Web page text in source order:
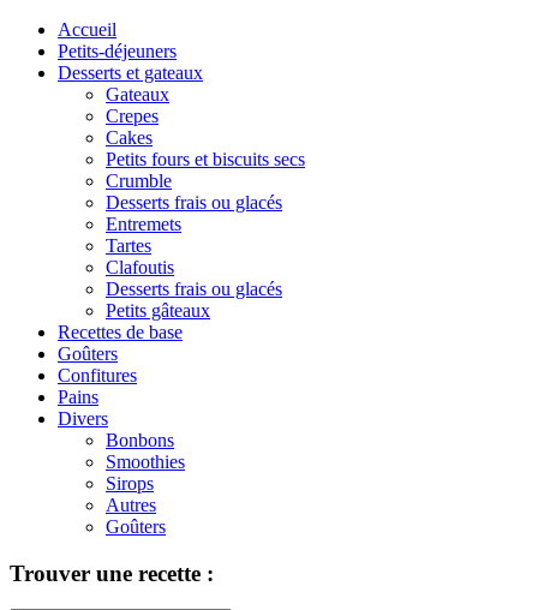
Accueil
Petits-déjeuners
Desserts et gateaux
Gateaux
Crepes
Cakes
Petits fours et biscuits secs
Crumble
Desserts frais ou glacés
Entremets
Tartes
Clafoutis
Desserts frais ou glacés
Petits gâteaux
Recettes de base
Goûters
Confitures
Pains
Divers
Bonbons
Smoothies
Sirops
Autres
Goûters
Trouver une recette :